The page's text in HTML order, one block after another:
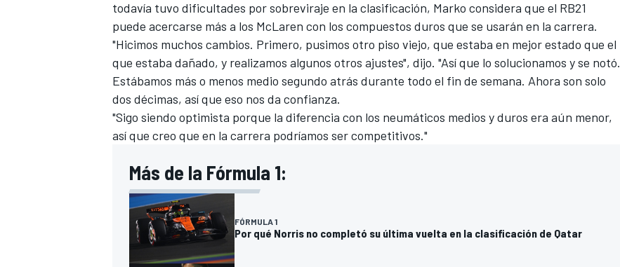
todavía tuvo dificultades por sobreviraje en la clasificación, Marko considera que el RB21
puede acercarse más a los McLaren con los compuestos duros que se usarán en la carrera.
"Hicimos muchos cambios. Primero, pusimos otro piso viejo, que estaba en mejor estado que el
que estaba dañado, y realizamos algunos otros ajustes", dijo. "Así que lo solucionamos y se notó.
Estábamos más o menos medio segundo atrás durante todo el fin de semana. Ahora son solo
dos décimas, así que eso nos da confianza.
"Sigo siendo optimista porque la diferencia con los neumáticos medios y duros era aún menor,
así que creo que en la carrera podríamos ser competitivos."
Más de la Fórmula 1:
FÓRMULA 1
Por qué Norris no completó su última vuelta en la clasificación de Qatar